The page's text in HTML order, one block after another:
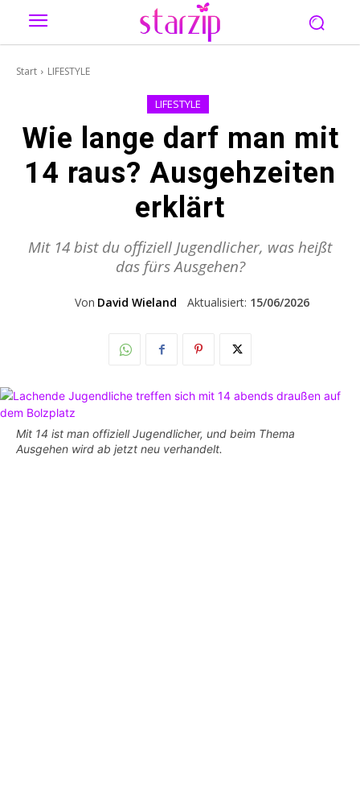
Start LIFESTYLE
LIFESTYLE
Wie lange darf man mit
14 raus? Ausgehzeiten
erklärt
Mit 14 bist du offiziell Jugendlicher, was heißt
das fürs Ausgehen?
Von David Wieland Aktualisiert: 15/06/2026
Mit 14 ist man offiziell Jugendlicher, und beim Thema
Ausgehen wird ab jetzt neu verhandelt.